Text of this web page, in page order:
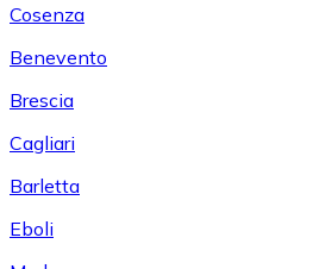
Cosenza
Benevento
Brescia
Cagliari
Barletta
Eboli